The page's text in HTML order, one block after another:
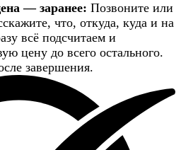
— заранее: Позвоните или
что, откуда, куда и на
всё подсчитаем и
цену до всего остального.
завершения.